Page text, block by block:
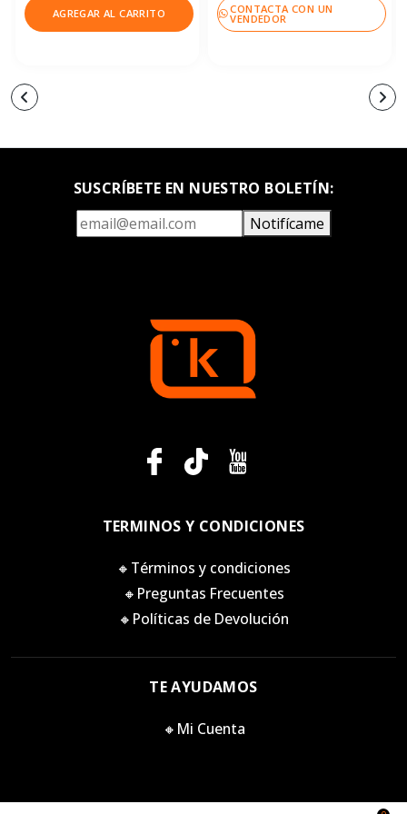
AGREGAR AL CARRITO CONTACTA CON UN
VENDEDOR
SUSCRÍBETE EN NUESTRO BOLETÍN:
Notifícame
TERMINOS Y CONDICIONES
🔸Términos y condiciones
🔸Preguntas Frecuentes
🔸Políticas de Devolución
TE AYUDAMOS
🔸Mi Cuenta